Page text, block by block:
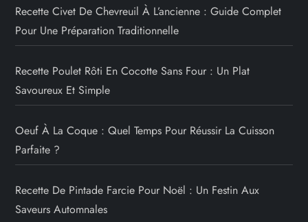
Recette Civet De Chevreuil À L’ancienne : Guide Complet
Pour Une Préparation Traditionnelle
Recette Poulet Rôti En Cocotte Sans Four : Un Plat
Savoureux Et Simple
Oeuf À La Coque : Quel Temps Pour Réussir La Cuisson
Parfaite ?
Recette De Pintade Farcie Pour Noël : Un Festin Aux
Saveurs Automnales